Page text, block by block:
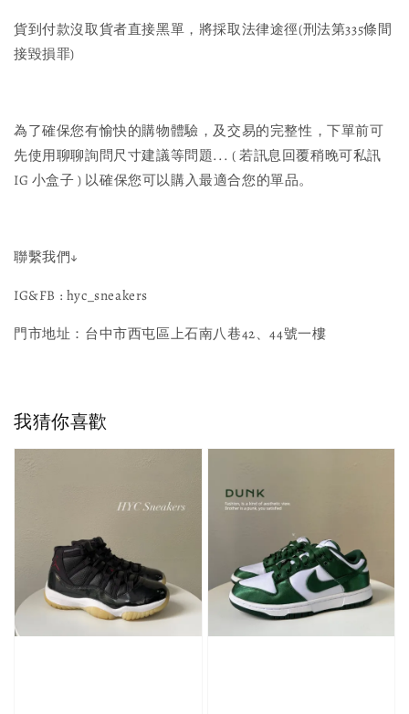
貨到付款沒取貨者直接黑單，將採取法律途徑(刑法第335條間
接毀損罪)
為了確保您有愉快的購物體驗，及交易的完整性，下單前可
先使用聊聊詢問尺寸建議等問題... ( 若訊息回覆稍晚可私訊
IG 小盒子 ) 以確保您可以購入最適合您的單品。
聯繫我們↓
IG&FB : hyc_sneakers
門市地址：台中市西屯區上石南八巷42、44號一樓
我猜你喜歡